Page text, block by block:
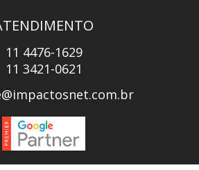
11 4476-1629
11 3421-0621